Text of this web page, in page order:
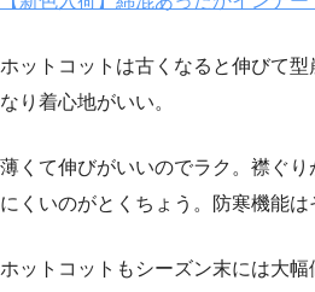
ホットコットは古くなると伸びて
なり着心地がいい。
薄くて伸びがいいのでラク。襟ぐり
にくいのがとくちょう。防寒機能は
ホットコットもシーズン末には大